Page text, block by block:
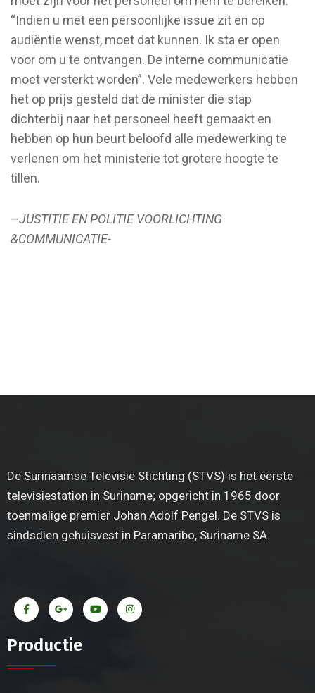
“Indien u met een persoonlijke issue zit en op
audiëntie wenst, moet dat kunnen. Ik sta er open
voor om u te ontvangen. De interne communicatie
moet versterkt worden”. Vele medewerkers hebben
het op prijs gesteld dat de minister die stap
dichterbij naar het personeel heeft gemaakt en
hebben op hun beurt beloofd alle medewerking te
verlenen om het ministerie tot grotere hoogte te
tillen.
–JUSTITIE EN POLITIE VOORLICHTING
&COMMUNICATIE-
De Surinaamse Televisie Stichting (STVS) is het eerste
televisiestation in Suriname; opgericht in 1965 door
toenmalige premier Johan Adolf Pengel. De STVS is
sindsdien gehuisvest in Paramaribo, Suriname SA.
Productie